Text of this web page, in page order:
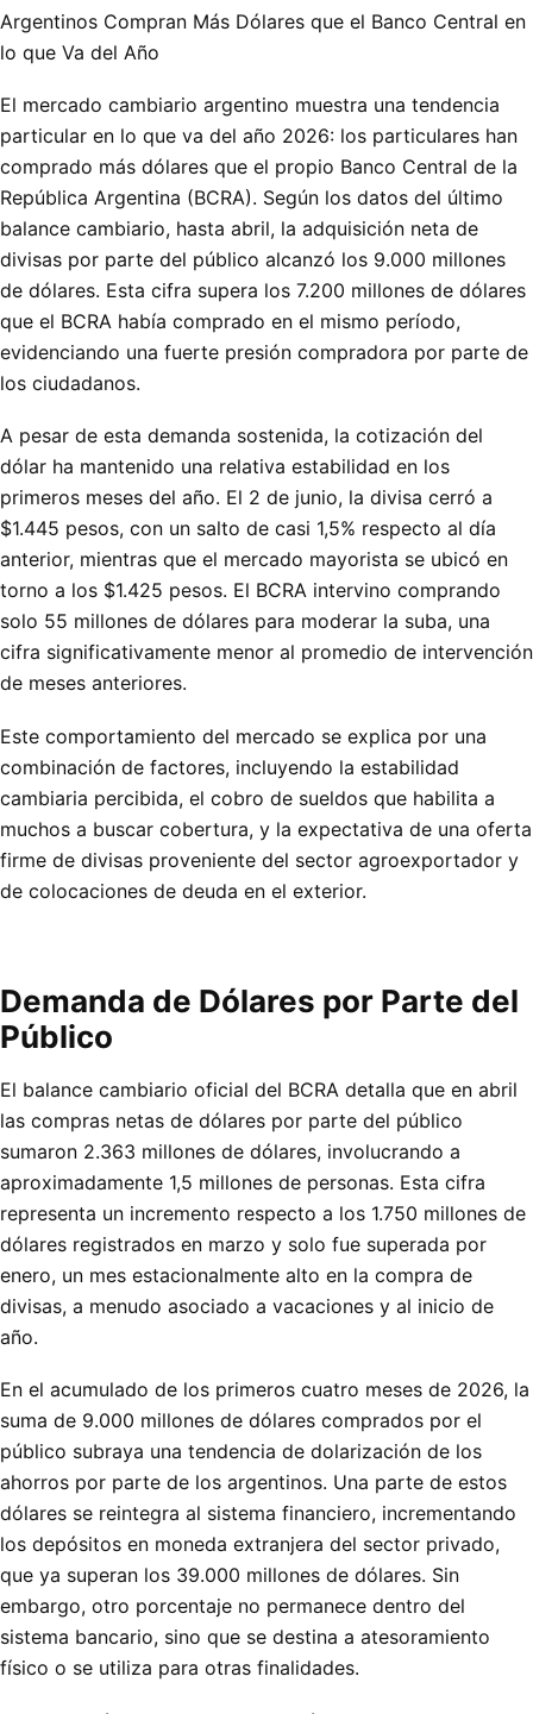
Argentinos Compran Más Dólares que el Banco Central en
lo que Va del Año
El mercado cambiario argentino muestra una tendencia
particular en lo que va del año 2026: los particulares han
comprado más dólares que el propio Banco Central de la
República Argentina (BCRA). Según los datos del último
balance cambiario, hasta abril, la adquisición neta de
divisas por parte del público alcanzó los 9.000 millones
de dólares. Esta cifra supera los 7.200 millones de dólares
que el BCRA había comprado en el mismo período,
evidenciando una fuerte presión compradora por parte de
los ciudadanos.
A pesar de esta demanda sostenida, la cotización del
dólar ha mantenido una relativa estabilidad en los
primeros meses del año. El 2 de junio, la divisa cerró a
$1.445 pesos, con un salto de casi 1,5% respecto al día
anterior, mientras que el mercado mayorista se ubicó en
torno a los $1.425 pesos. El BCRA intervino comprando
solo 55 millones de dólares para moderar la suba, una
cifra significativamente menor al promedio de intervención
de meses anteriores.
Este comportamiento del mercado se explica por una
combinación de factores, incluyendo la estabilidad
cambiaria percibida, el cobro de sueldos que habilita a
muchos a buscar cobertura, y la expectativa de una oferta
firme de divisas proveniente del sector agroexportador y
de colocaciones de deuda en el exterior.
Demanda de Dólares por Parte del
Público
El balance cambiario oficial del BCRA detalla que en abril
las compras netas de dólares por parte del público
sumaron 2.363 millones de dólares, involucrando a
aproximadamente 1,5 millones de personas. Esta cifra
representa un incremento respecto a los 1.750 millones de
dólares registrados en marzo y solo fue superada por
enero, un mes estacionalmente alto en la compra de
divisas, a menudo asociado a vacaciones y al inicio de
año.
En el acumulado de los primeros cuatro meses de 2026, la
suma de 9.000 millones de dólares comprados por el
público subraya una tendencia de dolarización de los
ahorros por parte de los argentinos. Una parte de estos
dólares se reintegra al sistema financiero, incrementando
los depósitos en moneda extranjera del sector privado,
que ya superan los 39.000 millones de dólares. Sin
embargo, otro porcentaje no permanece dentro del
sistema bancario, sino que se destina a atesoramiento
físico o se utiliza para otras finalidades.